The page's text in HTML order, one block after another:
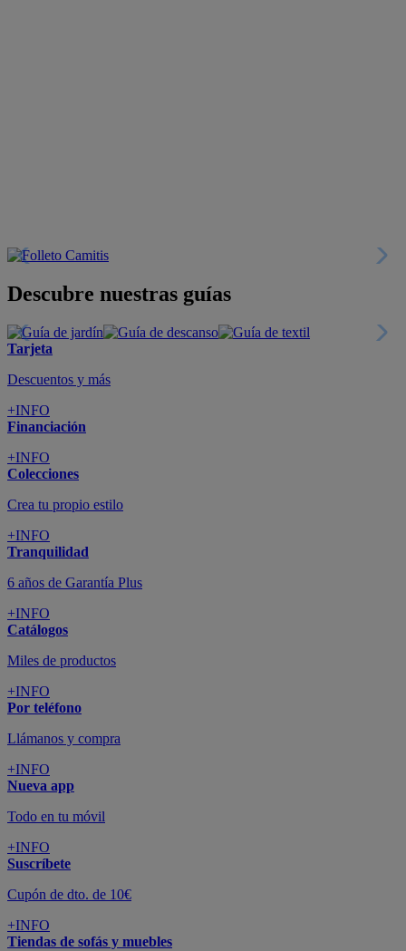
Descubre nuestras guías
Tarjeta
Descuentos y más
+INFO
Financiación
+INFO
Colecciones
Crea tu propio estilo
+INFO
Tranquilidad
6 años de Garantía Plus
+INFO
Catálogos
Miles de productos
+INFO
Por teléfono
Llámanos y compra
+INFO
Nueva app
Todo en tu móvil
+INFO
Suscríbete
Cupón de dto. de 10€
+INFO
Tiendas de sofás y muebles